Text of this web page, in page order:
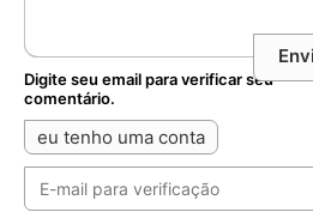
Digite seu email para verificar seu
comentário.
eu tenho uma conta